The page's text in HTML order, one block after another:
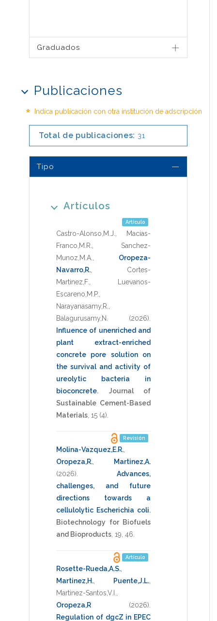
Graduados
Publicaciones
* Indica publicación con otra institución de adscripción
Total de publicaciones: 31
Tipo
Artículos
Artículo
Castro-Alonso,M.J.,
Macias-
Franco,M.R., Sanchez-
Munoz,M.A., Oropeza-
Navarro,R., Cortes-
Martinez,F.,
Luevanos-
Escareno,M.P.,
Narayanasamy,R.,
Balagurusamy,N.
(2026).
Influence of unenriched and
plant extract-enriched
concrete pore solution on
the survival and activity of
ureolytic bacteria in
bioconcrete.
Journal of
Sustainable Cement-Based
Materials, 15 (4).
Revisión
Molina-Vazquez,E.R.,
Oropeza,R.,
Martinez,A.
(2026). Advances,
challenges, and future
directions towards a
cellulolytic Escherichia coli.
Biotechnology for Biofuels
and Bioproducts, 19, 46.
Artículo
Rosette-Rueda,A.S.,
Martinez,H., Puente,J.L.,
Martinez-Santos,V.I.,
Oropeza,R
(2026).
Regulation of dgcZ in EPEC